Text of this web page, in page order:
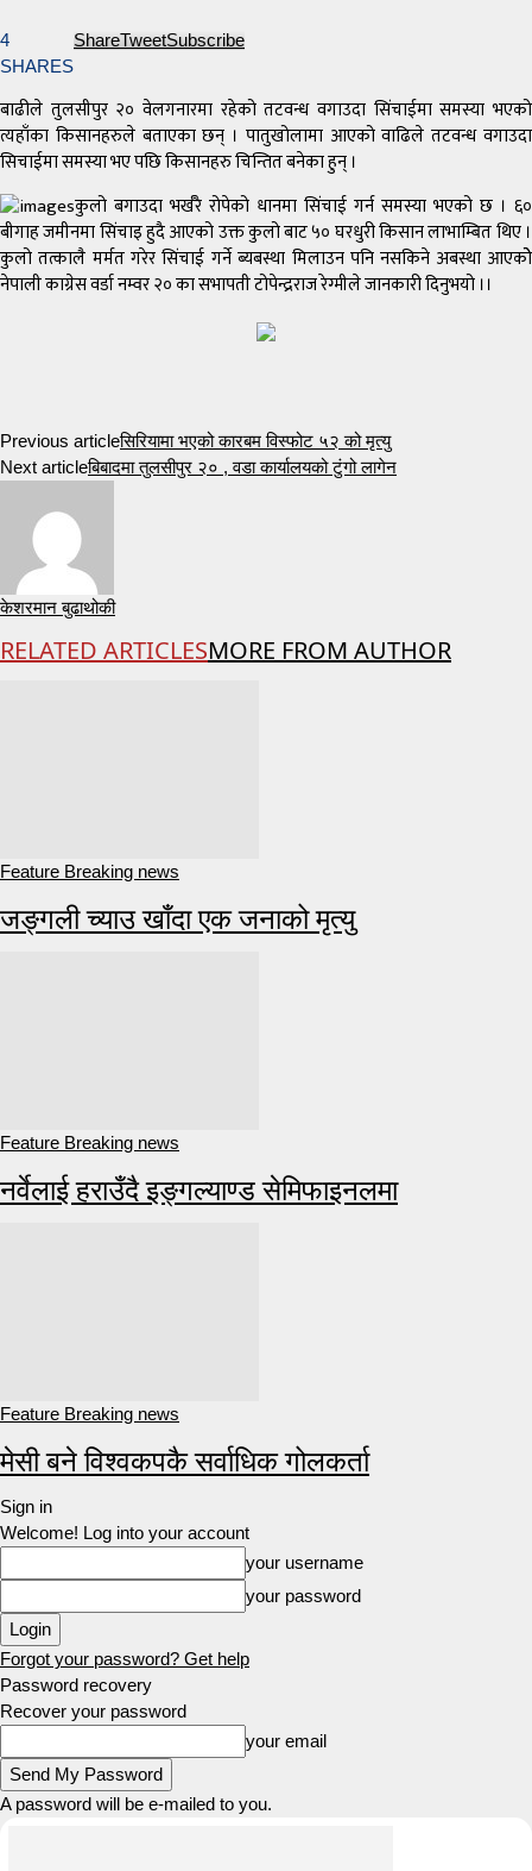
4
SHARES
ShareTweetSubscribe
बाढीले तुलसीपुर २० वेलगनारमा रहेको तटवन्ध वगाउदा सिंचाईमा समस्या भएको
त्यहाँका किसानहरुले बताएका छन् । पातुखोलामा आएको वाढिले तटवन्ध वगाउदा
सिचाईमा समस्या भए पछि किसानहरु चिन्तित बनेका हुन् ।
कुलो बगाउदा भर्खरै रोपेको धानमा सिंचाई गर्न समस्या भएको छ । ६०
बीगाह जमीनमा सिंचाइ हुदै आएको उक्त कुलो बाट ५० घरधुरी किसान लाभाम्बित थिए ।
कुलो तत्कालै मर्मत गरेर सिंचाई गर्ने ब्यबस्था मिलाउन पनि नसकिने अबस्था आएकोे
नेपाली काग्रेस वर्डा नम्वर २० का सभापती टोपेन्द्रराज रेग्मीले जानकारी दिनुभयो ।।
Previous articleसिरियामा भएको कारबम विस्फोट ५२ को मृत्यु
Next articleबिबादमा तुलसीपुर २० , वडा कार्यालयको टुंगो लागेन
केशरमान बुढाथोकी
RELATED ARTICLESMORE FROM AUTHOR
Feature Breaking news
जङ्गली च्याउ खाँदा एक जनाको मृत्यु
Feature Breaking news
नर्वेलाई हराउँदै इङ्गल्याण्ड सेमिफाइनलमा
Feature Breaking news
मेसी बने विश्वकपकै सर्वाधिक गोलकर्ता
Sign in
Welcome! Log into your account
your username
your password
Forgot your password? Get help
Password recovery
Recover your password
your email
A password will be e-mailed to you.